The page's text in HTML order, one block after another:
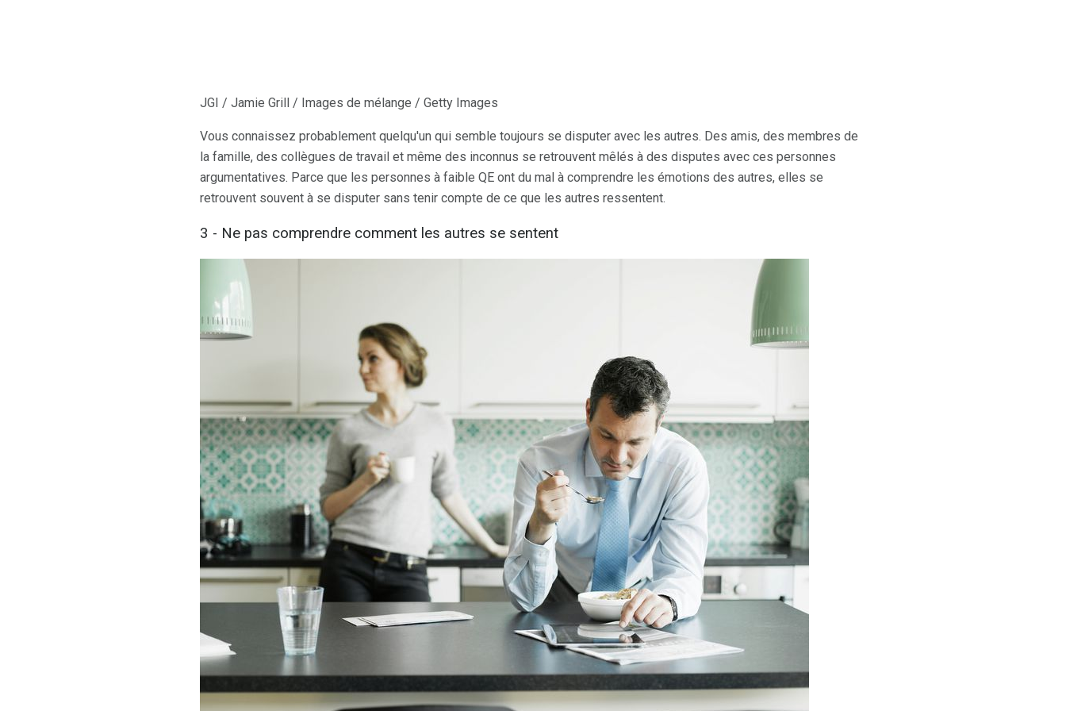
JGI / Jamie Grill / Images de mélange / Getty Images
Vous connaissez probablement quelqu'un qui semble toujours se disputer avec les autres. Des amis, des membres de
la famille, des collègues de travail et même des inconnus se retrouvent mêlés à des disputes avec ces personnes
argumentatives. Parce que les personnes à faible QE ont du mal à comprendre les émotions des autres, elles se
retrouvent souvent à se disputer sans tenir compte de ce que les autres ressentent.
3 - Ne pas comprendre comment les autres se sentent